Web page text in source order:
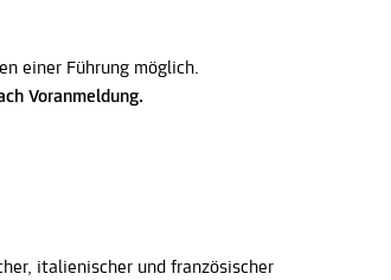
einer Führung möglich.
Voranmeldung.
italienischer und französischer